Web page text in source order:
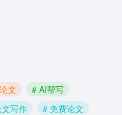
文
# AI帮写
写作 # 免费论文